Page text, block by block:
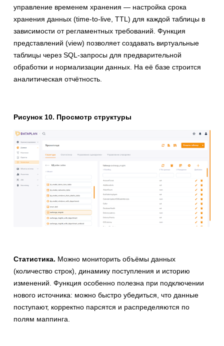
управление временем хранения — настройка срока
хранения данных (time-to-live, TTL) для каждой таблицы в
зависимости от регламентных требований. Функция
представлений (view) позволяет создавать виртуальные
таблицы через SQL-запросы для предварительной
обработки и нормализации данных. На её базе строится
аналитическая отчётность.
Рисунок 10. Просмотр структуры
Статистика. Можно мониторить объёмы данных
(количество строк), динамику поступления и историю
изменений. Функция особенно полезна при подключении
нового источника: можно быстро убедиться, что данные
поступают, корректно парсятся и распределяются по
полям маппинга.